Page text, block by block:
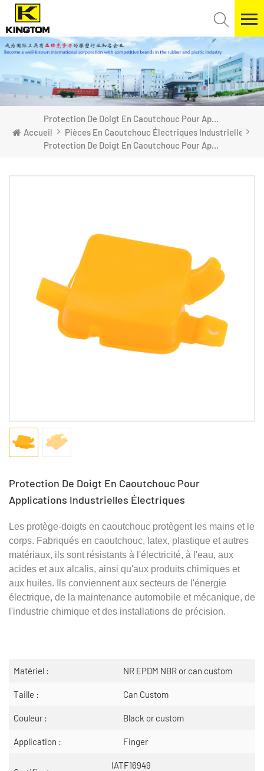
Protection De Doigt En Caoutchouc Pour Applications Industrielles Électriques
Accueil
Pièces En Caoutchouc Électriques Industrielles
Protection De Doigt En Caoutchouc Pour Applications Industrielles Électriques
Protection De Doigt En Caoutchouc Pour
Applications Industrielles Électriques
Les protège-doigts en caoutchouc protègent les mains et le
corps. Fabriqués en caoutchouc, latex, plastique et autres
matériaux, ils sont résistants à l'électricité, à l'eau, aux
acides et aux alcalis, ainsi qu'aux produits chimiques et
aux huiles. Ils conviennent aux secteurs de l'énergie
électrique, de la maintenance automobile et mécanique, de
l'industrie chimique et des installations de précision.
Matériel : NR EPDM NBR or can custom
Taille : Can Custom
Couleur : Black or custom
Application : Finger
IATF16949